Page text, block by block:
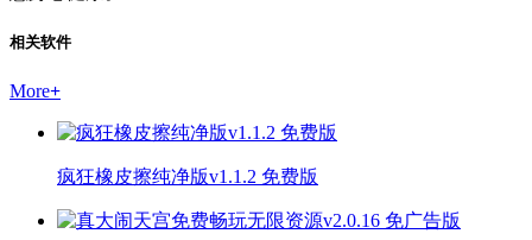
相关软件
More+
疯狂橡皮擦纯净版v1.1.2 免费版